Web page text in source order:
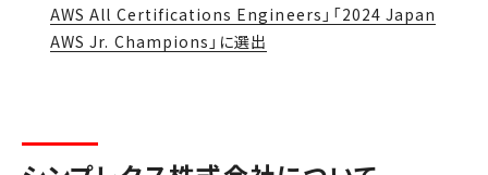
AWS All Certifications Engineers」「2024 Japan
AWS Jr. Champions」に選出